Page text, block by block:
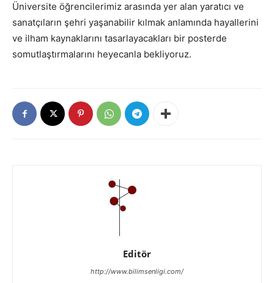
Üniversite öğrencilerimiz arasında yer alan yaratıcı ve
sanatçıların şehri yaşanabilir kılmak anlamında hayallerini
ve ilham kaynaklarını tasarlayacakları bir posterde
somutlaştırmalarını heyecanla bekliyoruz.
Editör
http://www.bilimsenligi.com/